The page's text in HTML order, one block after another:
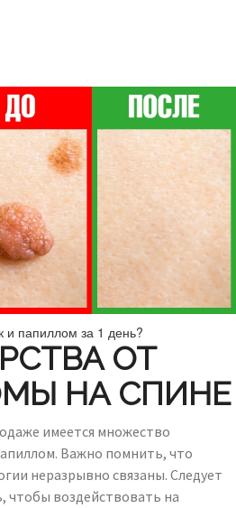
и папиллом за 1 день?
ОТ
НА СПИНЕ
имеется множество
Важно помнить, что
неразрывно связаны. Следует
чтобы воздействовать на